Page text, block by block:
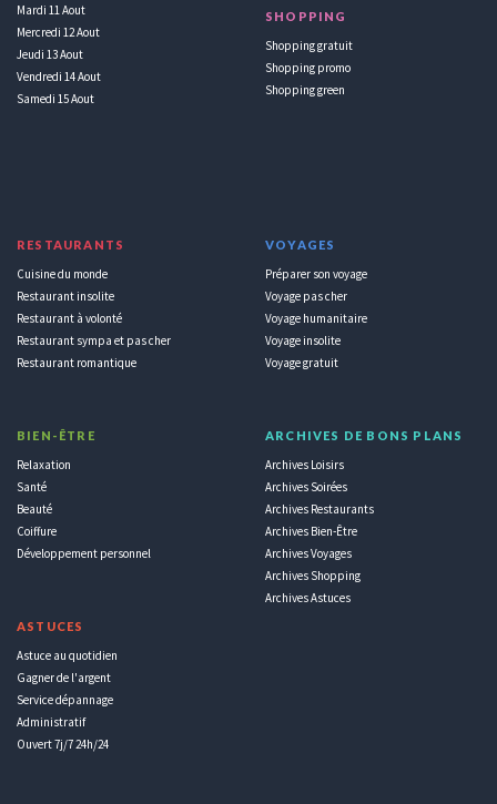
Mardi 11 Aout
Mercredi 12 Aout
Jeudi 13 Aout
Vendredi 14 Aout
Samedi 15 Aout
SHOPPING
Shopping gratuit
Shopping promo
Shopping green
RESTAURANTS
Cuisine du monde
Restaurant insolite
Restaurant à volonté
Restaurant sympa et pas cher
Restaurant romantique
BIEN-ÊTRE
Relaxation
Santé
Beauté
Coiffure
Développement personnel
ASTUCES
Astuce au quotidien
Gagner de l'argent
Service dépannage
Administratif
Ouvert 7j/7 24h/24
VOYAGES
Préparer son voyage
Voyage pas cher
Voyage humanitaire
Voyage insolite
Voyage gratuit
ARCHIVES DE BONS PLANS
Archives Loisirs
Archives Soirées
Archives Restaurants
Archives Bien-Être
Archives Voyages
Archives Shopping
Archives Astuces